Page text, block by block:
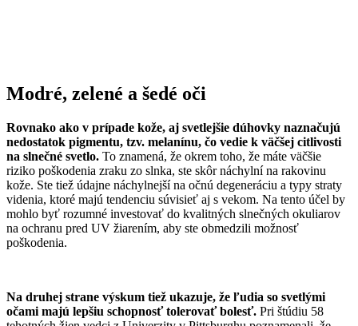
Modré, zelené a šedé oči
Rovnako ako v prípade kože, aj svetlejšie dúhovky naznačujú
nedostatok pigmentu, tzv. melanínu, čo vedie k väčšej citlivosti
na slnečné svetlo. To znamená, že okrem toho, že máte väčšie
riziko poškodenia zraku zo slnka, ste skôr náchylní na rakovinu
kože. Ste tiež údajne náchylnejší na očnú degeneráciu a typy straty
videnia, ktoré majú tendenciu súvisieť aj s vekom. Na tento účel by
mohlo byť rozumné investovať do kvalitných slnečných okuliarov
na ochranu pred UV žiarením, aby ste obmedzili možnosť
poškodenia.
Na druhej strane výskum tiež ukazuje, že ľudia so svetlými
očami majú lepšiu schopnosť tolerovať bolesť. Pri štúdiu 58